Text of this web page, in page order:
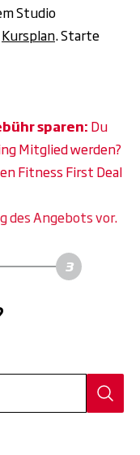
Studio
Kursplan. Starte
sparen: Du
Mitglied werden?
Fitness First Deal
des Angebots vor.